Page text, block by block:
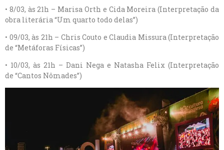
• 8/03, às 21h – Marisa Orth e Cida Moreira (Interpretação da
obra literária “Um quarto todo delas”)
• 09/03, às 21h – Chris Couto e Claudia Missura (Interpretação
de “Metáforas Físicas”)
• 10/03, às 21h – Dani Nega e Natasha Felix (Interpretação
de “Cantos Nômades”)